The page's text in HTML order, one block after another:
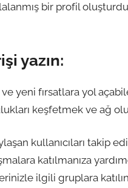
bir profil
yazın:
ve yeni fırsatlara yol
keşfetmek ve ağ
kullanıcıları takip
katılmanıza
ilgili gruplara